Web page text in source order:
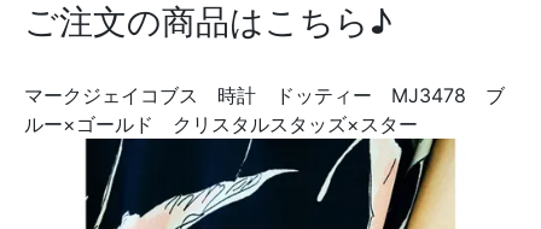
ご注文の商品はこちら♪
マークジェイコブス 時計 ドッティー MJ3478 ブ
ルー×ゴールド クリスタルスタッズ×スター